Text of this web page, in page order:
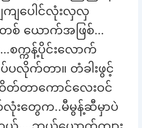
ျပေါင်လုံးလှလှ
စ် ယောက်အဖြစ်…
စက္ကန့်ပိုင်းလောက်
ပလိုက်တာ။ တံခါးဖွင့်
တာကောင်လေးဝင်
လုံးတွေက..မီမွန့်ဆီမှာပဲ